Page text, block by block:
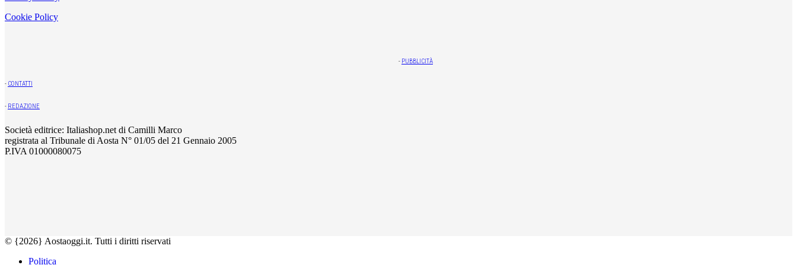
Cookie Policy
- PUBBLICITÀ
- CONTATTI
- REDAZIONE
Società editrice: Italiashop.net di Camilli Marco
registrata al Tribunale di Aosta N° 01/05 del 21 Gennaio 2005
P.IVA 01000080075
© {2026} Aostaoggi.it. Tutti i diritti riservati
Politica